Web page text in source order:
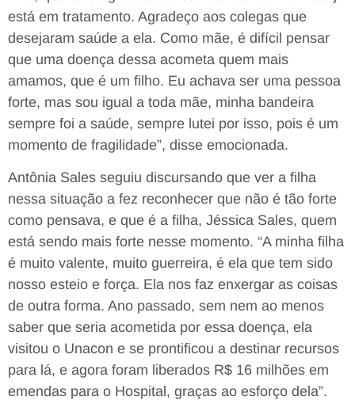
está em tratamento. Agradeço aos colegas que
desejaram saúde a ela. Como mãe, é difícil pensar
que uma doença dessa acometa quem mais
amamos, que é um filho. Eu achava ser uma pessoa
forte, mas sou igual a toda mãe, minha bandeira
sempre foi a saúde, sempre lutei por isso, pois é um
momento de fragilidade”, disse emocionada.
Antônia Sales seguiu discursando que ver a filha
nessa situação a fez reconhecer que não é tão forte
como pensava, e que é a filha, Jéssica Sales, quem
está sendo mais forte nesse momento. “A minha filha
é muito valente, muito guerreira, é ela que tem sido
nosso esteio e força. Ela nos faz enxergar as coisas
de outra forma. Ano passado, sem nem ao menos
saber que seria acometida por essa doença, ela
visitou o Unacon e se prontificou a destinar recursos
para lá, e agora foram liberados R$ 16 milhões em
emendas para o Hospital, graças ao esforço dela”.